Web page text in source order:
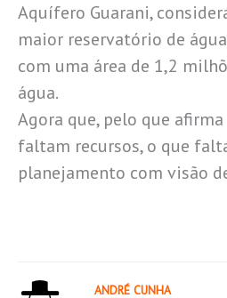
Aquífero Guarani,
maior reservatório de
com uma área de 1,2
água.
Agora que, pelo que
faltam recursos, o que
planejamento com visão
ANDRÉ CUNHA